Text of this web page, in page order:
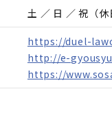
土 ／ 日 ／ 祝（休
https://duel-
http://e-
https://